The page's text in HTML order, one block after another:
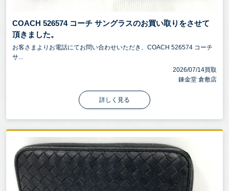
COACH 526574 コーチ サングラスのお買い取りをさせて
頂きました。
お客さまよりお電話にてお問い合わせいただき、COACH 526574 コーチ
サ...
2026/07/14買取
錬金堂 倉敷店
詳しく見る